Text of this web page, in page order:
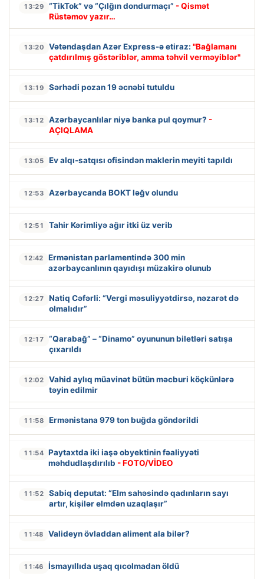
13:29 “TikTok” və “Çılğın dondurmaçı” - Qismət
Rüstəmov yazır…
13:20 Vətəndaşdan Azər Express-ə etiraz: "Bağlamanı
çatdırılmış göstəriblər, amma təhvil verməyiblər"
13:19 Sərhədi pozan 19 əcnəbi tutuldu
13:12 Azərbaycanlılar niyə banka pul qoymur? -
AÇIQLAMA
13:05 Ev alqı-satqısı ofisindən maklerin meyiti tapıldı
12:53 Azərbaycanda BOKT ləğv olundu
12:51 Tahir Kərimliyə ağır itki üz verib
12:42
Ermənistan parlamentində 300 min
azərbaycanlının qayıdışı müzakirə olunub
12:27
Natiq Cəfərli: “Vergi məsuliyyətdirsə, nəzarət də
olmalıdır”
12:17
“Qarabağ” – “Dinamo” oyununun biletləri satışa
çıxarıldı
12:02
Vahid aylıq müavinət bütün məcburi köçkünlərə
təyin edilmir
11:58 Ermənistana 979 ton buğda göndərildi
11:54 Paytaxtda iki iaşə obyektinin fəaliyyəti
məhdudlaşdırılıb - FOTO/VİDEO
11:52
Sabiq deputat: “Elm sahəsində qadınların sayı
artır, kişilər elmdən uzaqlaşır”
11:48 Valideyn övladdan aliment ala bilər?
11:46 İsmayıllıda uşaq qıcolmadan öldü